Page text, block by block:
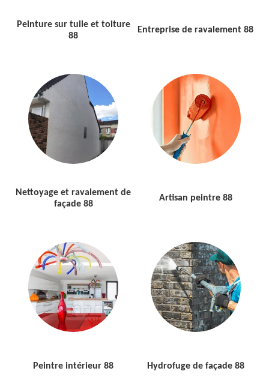
Peinture sur tuile et toiture
88
Entreprise de ravalement 88
Nettoyage et ravalement de
façade 88
Artisan peintre 88
Peintre intérieur 88 Hydrofuge de façade 88